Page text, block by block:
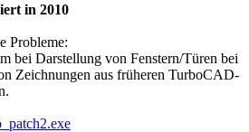
in 2010
Probleme:
bei Darstellung von Fenstern/Türen bei
Zeichnungen aus früheren TurboCAD-